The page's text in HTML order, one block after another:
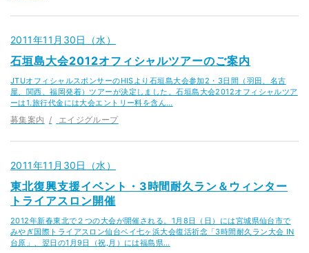
2011年11月30日（水）
石垣島大会2012オフィシャルツアーのご案内
JTUオフィシャルスポンサーのHISより石垣島大会参加2・3日間（羽田、名古
屋、関西、福岡発着）ツアーが決定しました。石垣島大会2012オフィシャルツア
ーは1.旅行代金には大会エントリー料を含ん…
募集案内 エイジグループ
2011年11月30日（水）
東北復興支援イベント・3時間耐久ラン＆ウィンター
トライアスロン開催
2012年新春東北で２つの大会が開催される。1月8日（日）には宮城県仙台市で
みやぎ国際トライアスロン仙台ベイ七ヶ浜大会復活祈念「3時間耐久ラン大会 IN
台原」、翌日の1月9日（祝,月）には福島県…